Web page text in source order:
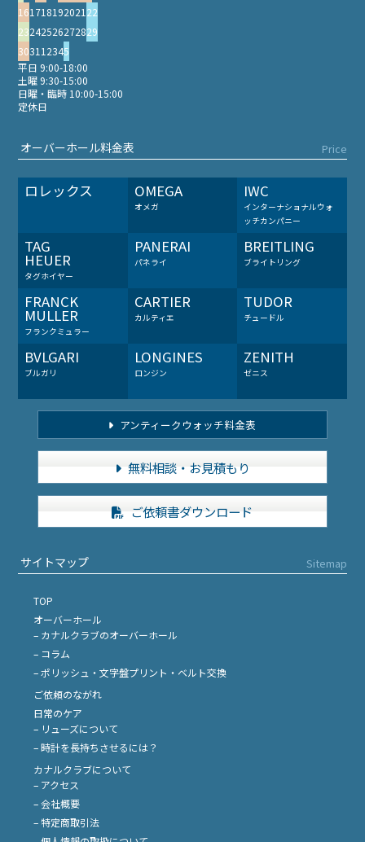
161718192021 22
23242526272829
3031 1 2345
平日 9:00-18:00
土曜 9:30-15:00
日曜・臨時 10:00-15:00
定休日
オーバーホール料金表 Price
ロレックス OMEGA
オメガ
IWC
インターナショナルウォ
ッチカンパニー
TAG
HEUER
タグホイヤー
PANERAI
パネライ
BREITLING
ブライトリング
FRANCK
MULLER
フランクミュラー
CARTIER
カルティエ
TUDOR
チュードル
BVLGARI
ブルガリ
LONGINES
ロンジン
ZENITH
ゼニス
アンティークウォッチ料金表
無料相談・お見積もり
ご依頼書ダウンロード
サイトマップ Sitemap
TOP
オーバーホール
– カナルクラブのオーバーホール
– コラム
– ポリッシュ・文字盤プリント・ベルト交換
ご依頼のながれ
日常のケア
– リューズについて
– 時計を長持ちさせるには？
カナルクラブについて
– アクセス
– 会社概要
– 特定商取引法